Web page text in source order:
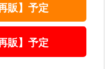
販】予定
販】予定